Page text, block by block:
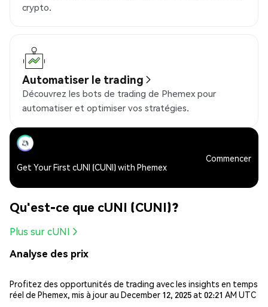
crypto.
Automatiser le trading
Découvrez les bots de trading de Phemex pour
automatiser et optimiser vos stratégies.
Get Your First cUNI (CUNI) with Phemex
Commencer
Qu'est-ce que cUNI (CUNI)?
Plus sur cUNI
Analyse des prix
Profitez des opportunités de trading avec les insights en temps
réel de Phemex, mis à jour au December 12, 2025 at 02:21 AM UTC